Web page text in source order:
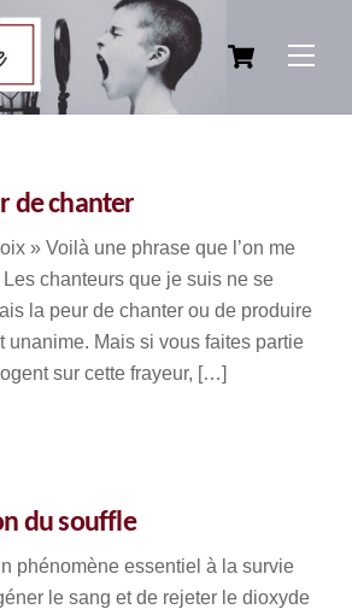
Cart
de chanter
» Voilà une phrase que l’on me
chanteurs que je suis ne se
la peur de chanter ou de produire
unanime. Mais si vous faites partie
sur cette frayeur, […]
du souffle
phénomène essentiel à la survie
le sang et de rejeter le dioxyde